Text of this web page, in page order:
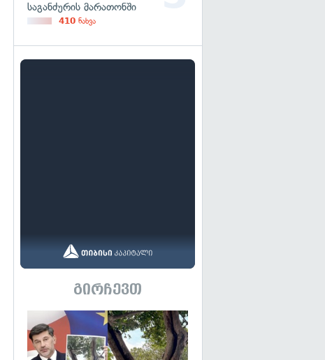
საგანძურის მარათონში
410 ნახვა
გირჩევთ